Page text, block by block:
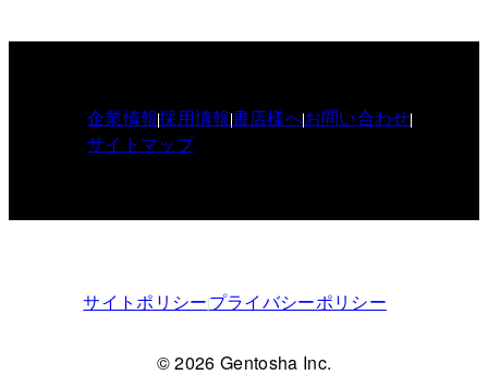
企業情報採用情報書店様へお問い合わせ
サイトマップ
サイトポリシープライバシーポリシー
© 2026 Gentosha Inc.